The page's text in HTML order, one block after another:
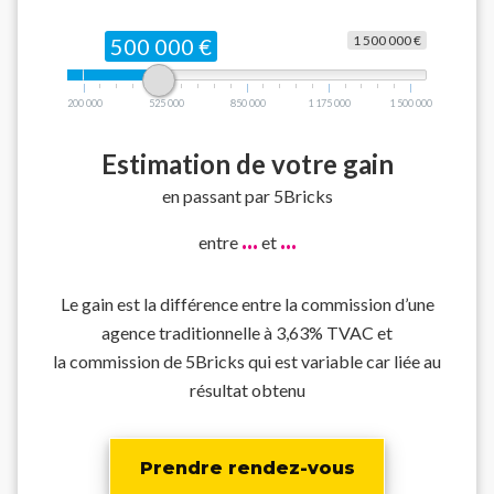
1 500 000 €
500 000 €
200 000 525 000 850 000 1 175 000 1 500 000
Estimation de votre gain
en passant par 5Bricks
entre ... et ...
Le gain est la différence entre la commission d’une
agence traditionnelle à 3,63% TVAC et
la commission de 5Bricks qui est variable car liée au
résultat obtenu
Prendre rendez-vous